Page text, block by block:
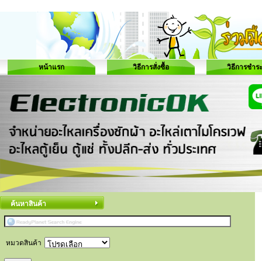
หน้าแรก วิธีการสั่งซื้อ วิธีการชำร
ค้นหาสินค้า
หมวดสินค้า